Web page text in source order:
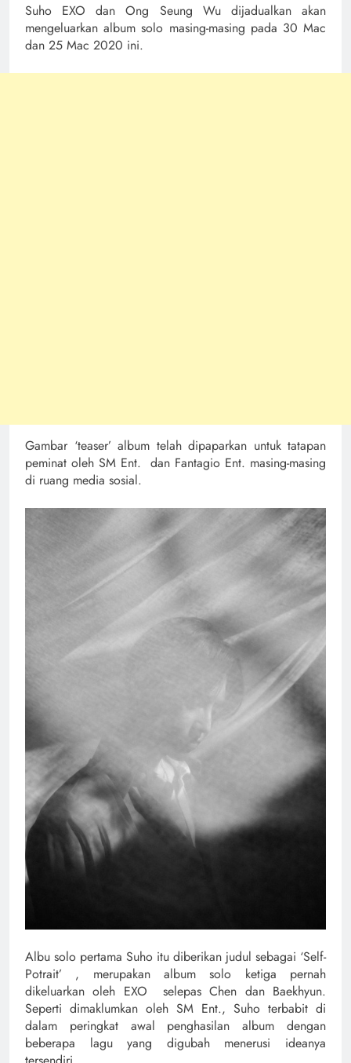
Suho EXO dan Ong Seung Wu dijadualkan akan
mengeluarkan album solo masing-masing pada 30 Mac
dan 25 Mac 2020 ini.
Gambar ‘teaser’ album telah dipaparkan untuk tatapan
peminat oleh SM Ent. dan Fantagio Ent. masing-masing
di ruang media sosial.
Albu solo pertama Suho itu diberikan judul sebagai ‘Self-
Potrait’ , merupakan album solo ketiga pernah
dikeluarkan oleh EXO selepas Chen dan Baekhyun.
Seperti dimaklumkan oleh SM Ent., Suho terbabit di
dalam peringkat awal penghasilan album dengan
beberapa lagu yang digubah menerusi ideanya